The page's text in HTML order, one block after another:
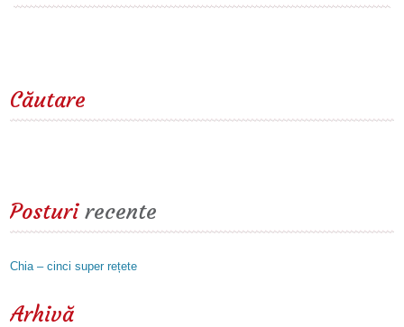
Căutare
Posturirecente
Chia – cinci super rețete
Arhivă